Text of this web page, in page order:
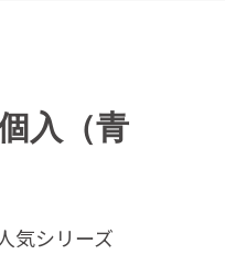
入（青
気シリーズ